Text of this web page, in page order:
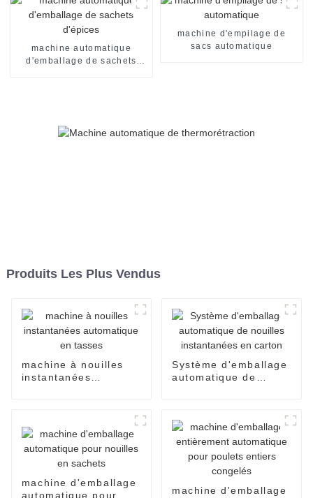
alimentaires.
machine automatique
d'emballage de sachets
machine d'empilage de
sacs automatique
Produits Les Plus Vendus
machine à nouilles
instantanées
Système d'emballage
automatique de
machine d'emballage
automatique pour
machine d'emballage